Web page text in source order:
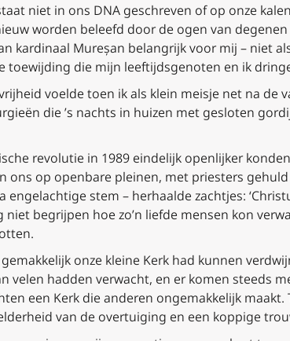
niet in ons DNA geschreven of op onze
worden beleefd door de ogen van
kardinaal Mureșan belangrijk voor mij – niet
toewijding die mijn leeftijdsgenoten en ik
voelde toen ik als klein meisje net na de
die ’s nachts in huizen met gesloten
revolutie in 1989 eindelijk openlijker
ons op openbare pleinen, met priesters
engelachtige stem – herhaalde zachtjes:
begrijpen hoe zo’n liefde mensen kon
onze kleine Kerk had kunnen
velen hadden verwacht, en er komen steeds
een Kerk die anderen ongemakkelijk
van de overtuiging en een koppige